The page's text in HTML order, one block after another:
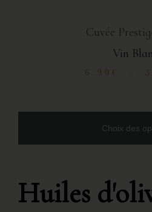
Cuvée
Vin
6.90 €
Choix des
Huiles